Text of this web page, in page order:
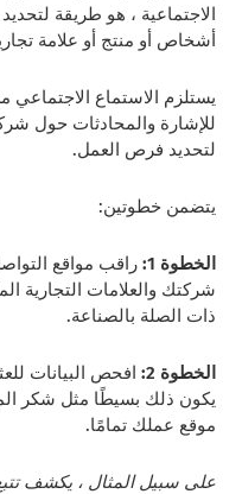
الاجتماعية ، هو طريقة
أشخاص أو منتج أو علامة
يستلزم الاستماع الاجتماعي
للإشارة والمحادثات حول
لتحديد فرص العمل.
يتضمن خطوتين:
الخطوة 1:
راقب مواقع
شركتك والعلامات التجارية
ذات الصلة بالصناعة.
الخطوة 2:
افحص البيانات
يكون ذلك بسيطًا مثل شكر
موقع عملك تمامًا.
على سبيل المثال ، يكشف